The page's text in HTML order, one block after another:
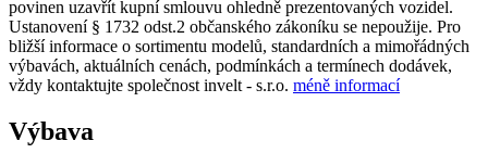
povinen uzavřít kupní smlouvu ohledně prezentovaných vozidel.
Ustanovení § 1732 odst.2 občanského zákoníku se nepoužije. Pro
bližší informace o sortimentu modelů, standardních a mimořádných
výbavách, aktuálních cenách, podmínkách a termínech dodávek,
vždy kontaktujte společnost invelt - s.r.o. méně informací
Výbava